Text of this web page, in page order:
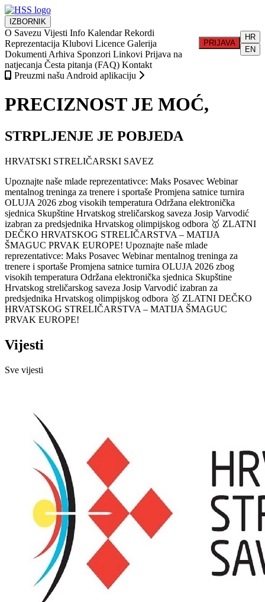
IZBORNIK
O Savezu Vijesti Info Kalendar Rekordi
Reprezentacija Klubovi Licence Galerija
Dokumenti Arhiva Sponzori Linkovi Prijava na
natjecanja Česta pitanja (FAQ) Kontakt
PRIJAVA
HR
EN
Preuzmi našu Android aplikaciju
PRECIZNOST JE MOĆ,
STRPLJENJE JE POBJEDA
HRVATSKI STRELIČARSKI SAVEZ
Upoznajte naše mlade reprezentativce: Maks Posavec Webinar
mentalnog treninga za trenere i sportaše Promjena satnice turnira
OLUJA 2026 zbog visokih temperatura Održana elektronička
sjednica Skupštine Hrvatskog streličarskog saveza Josip Varvodić
izabran za predsjednika Hrvatskog olimpijskog odbora 🥇 ZLATNI
DEČKO HRVATSKOG STRELIČARSTVA – MATIJA
ŠMAGUC PRVAK EUROPE! Upoznajte naše mlade
reprezentativce: Maks Posavec Webinar mentalnog treninga za
trenere i sportaše Promjena satnice turnira OLUJA 2026 zbog
visokih temperatura Održana elektronička sjednica Skupštine
Hrvatskog streličarskog saveza Josip Varvodić izabran za
predsjednika Hrvatskog olimpijskog odbora 🥇 ZLATNI DEČKO
HRVATSKOG STRELIČARSTVA – MATIJA ŠMAGUC
PRVAK EUROPE!
Vijesti
Sve vijesti